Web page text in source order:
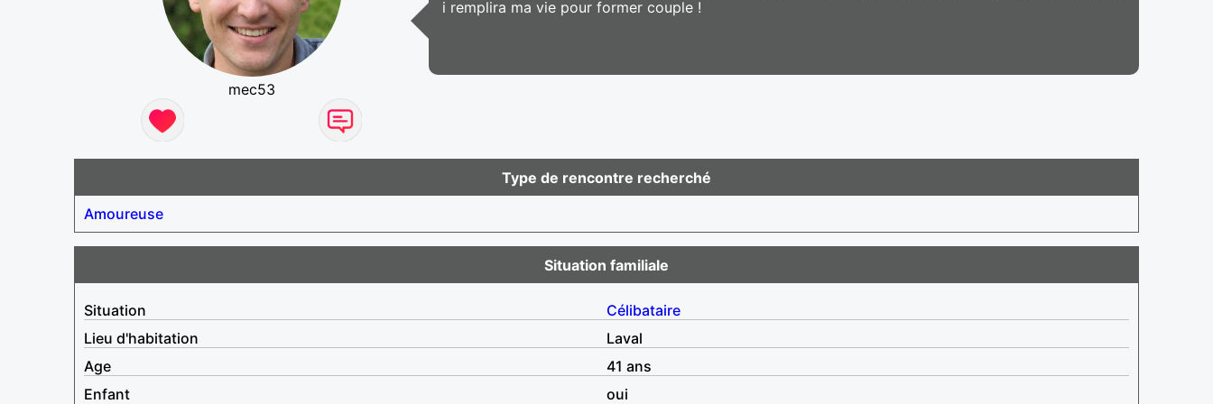
mec53
i remplira ma vie pour former couple !
Type de rencontre recherché
Amoureuse
Situation familiale
Situation
Célibataire
Lieu d'habitation
Laval
Age
41 ans
Enfant
oui